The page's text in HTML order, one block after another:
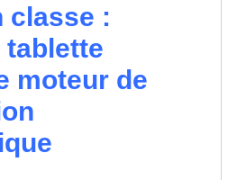
classe :
tablette
moteur de